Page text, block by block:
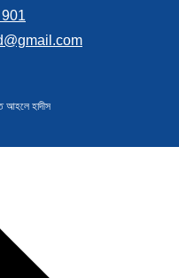
901
হাদীস